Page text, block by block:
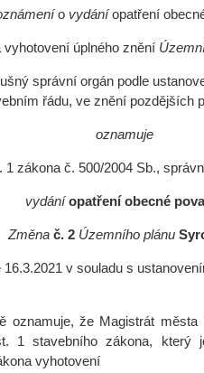
o vydáníopatření
vyhotovení úplného znění
správní orgán podle
řádu, ve znění pozdějších
oznamuje
zákona č. 500/2004 Sb.,
vydání opatření obecné
Změna č. 2 Územního plánu
v souladu s
oznamuje, že Magistrát
1 stavebního zákona, který
vyhotovení